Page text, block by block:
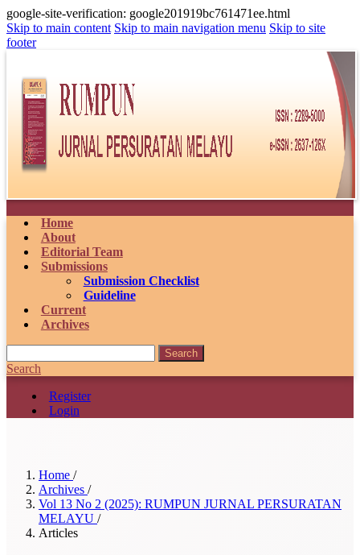
google-site-verification: google201919bc761471ee.html
Skip to main content Skip to main navigation menu Skip to site
footer
Home
About
Editorial Team
Submissions
Submission Checklist
Guideline
Current
Archives
Search
Search
Register
Login
Home /
Archives /
Vol 13 No 2 (2025): RUMPUN JURNAL PERSURATAN
MELAYU /
Articles